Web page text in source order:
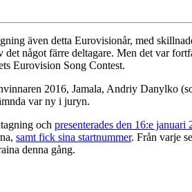
även detta Eurovisionår, med
något färre deltagare. Men det var
Eurovision Song Contest.
2016, Jamala, Andriy Danylko
var ny i juryn.
och presenterades den 16:e januari
samt fick sina startnummer. Från varje
denna gång.